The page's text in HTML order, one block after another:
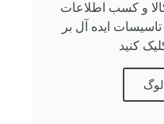
کالا و کسب اطلاعات
ایده آل بر
کنید